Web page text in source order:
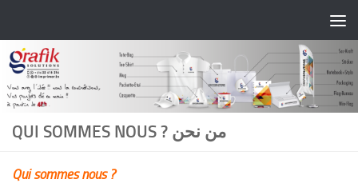
QUI SOMMES NOUS ? من نحن
Qui sommes nous ?